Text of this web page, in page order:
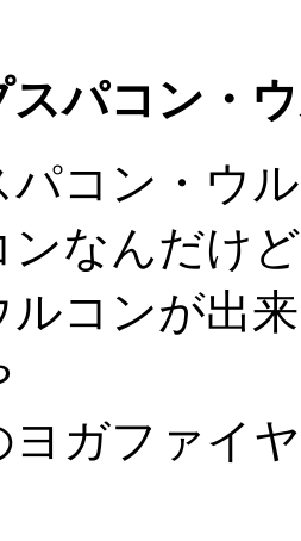
パコン・
パコン・ウ
ンなんだけ
ルコンが出
ヨガファイ